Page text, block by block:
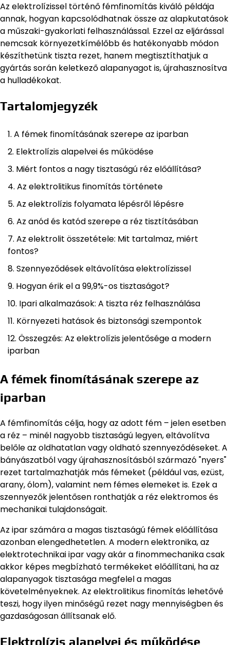
Az elektrolízissel történő fémfinomítás kiváló példája
annak, hogyan kapcsolódhatnak össze az alapkutatások
a műszaki-gyakorlati felhasználással. Ezzel az eljárással
nemcsak környezetkímélőbb és hatékonyabb módon
készíthetünk tiszta rezet, hanem megtisztíthatjuk a
gyártás során keletkező alapanyagot is, újrahasznosítva
a hulladékokat.
Tartalomjegyzék
A fémek finomításának szerepe az iparban
Elektrolízis alapelvei és működése
Miért fontos a nagy tisztaságú réz előállítása?
Az elektrolitikus finomítás története
Az elektrolízis folyamata lépésről lépésre
Az anód és katód szerepe a réz tisztításában
Az elektrolit összetétele: Mit tartalmaz, miért
fontos?
Szennyeződések eltávolítása elektrolízissel
Hogyan érik el a 99,9%-os tisztaságot?
Ipari alkalmazások: A tiszta réz felhasználása
Környezeti hatások és biztonsági szempontok
Összegzés: Az elektrolízis jelentősége a modern
iparban
A fémek finomításának szerepe az
iparban
A fémfinomítás célja, hogy az adott fém – jelen esetben
a réz – minél nagyobb tisztaságú legyen, eltávolítva
belőle az oldhatatlan vagy oldható szennyeződéseket. A
bányászatból vagy újrahasznosításból származó "nyers"
rezet tartalmazhatják más fémeket (például vas, ezüst,
arany, ólom), valamint nem fémes elemeket is. Ezek a
szennyezők jelentősen ronthatják a réz elektromos és
mechanikai tulajdonságait.
Az ipar számára a magas tisztaságú fémek előállítása
azonban elengedhetetlen. A modern elektronika, az
elektrotechnikai ipar vagy akár a finommechanika csak
akkor képes megbízható termékeket előállítani, ha az
alapanyagok tisztasága megfelel a magas
követelményeknek. Az elektrolitikus finomítás lehetővé
teszi, hogy ilyen minőségű rezet nagy mennyiségben és
gazdaságosan állítsanak elő.
Elektrolízis alapelvei és működése